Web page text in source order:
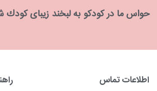
حواس ما در كودكو به لبخند زیبای
اطلاعات تماس